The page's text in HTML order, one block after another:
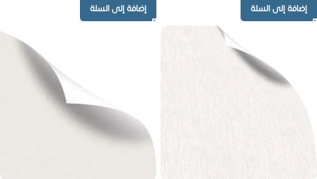
إضافة إلى السلة إضافة إلى السلة